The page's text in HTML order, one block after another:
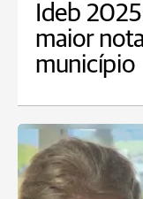
Ideb
maior
município